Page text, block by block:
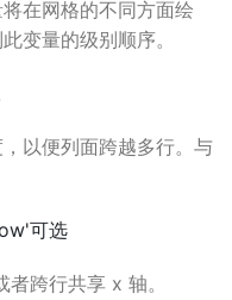
在网格的不同方面绘
变量的级别顺序。
以便列面跨越多行。与
可选
跨行共享 x 轴。